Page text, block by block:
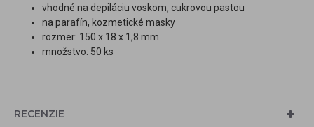
vhodné na depiláciu voskom, cukrovou pastou
na parafín, kozmetické masky
rozmer: 150 x 18 x 1,8 mm
množstvo: 50 ks
RECENZIE